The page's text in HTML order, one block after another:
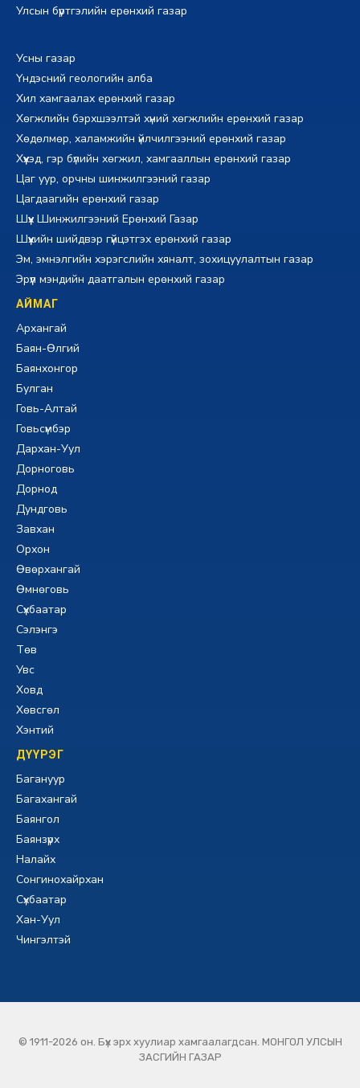
Улсын бүртгэлийн ерөнхий газар
Усны газар
Үндэсний геологийн алба
Хил хамгаалах ерөнхий газар
Хөгжлийн бэрхшээлтэй хүний хөгжлийн ерөнхий газар
Хөдөлмөр, халамжийн үйлчилгээний ерөнхий газар
Хүүхэд, гэр бүлийн хөгжил, хамгааллын ерөнхий газар
Цаг уур, орчны шинжилгээний газар
Цагдаагийн ерөнхий газар
Шүүх Шинжилгээний Ерөнхий Газар
Шүүхийн шийдвэр гүйцэтгэх ерөнхий газар
Эм, эмнэлгийн хэрэгслийн хяналт, зохицуулалтын газар
Эрүүл мэндийн даатгалын ерөнхий газар
АЙМАГ
Архангай
Баян-Өлгий
Баянхонгор
Булган
Говь-Алтай
Говьсүмбэр
Дархан-Уул
Дорноговь
Дорнод
Дундговь
Завхан
Орхон
Өвөрхангай
Өмнөговь
Сүхбаатар
Сэлэнгэ
Төв
Увс
Ховд
Хөвсгөл
Хэнтий
ДҮҮРЭГ
Багануур
Багахангай
Баянгол
Баянзүрх
Налайх
Сонгинохайрхан
Сүхбаатар
Хан-Уул
Чингэлтэй
© 1911-2026 он. Бүх эрх хуулиар хамгаалагдсан. МОНГОЛ УЛСЫН
ЗАСГИЙН ГАЗАР